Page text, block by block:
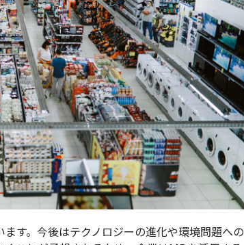
す。​​​​​​​​​​​​​​今後はテクノロジーの進化や環境問題への